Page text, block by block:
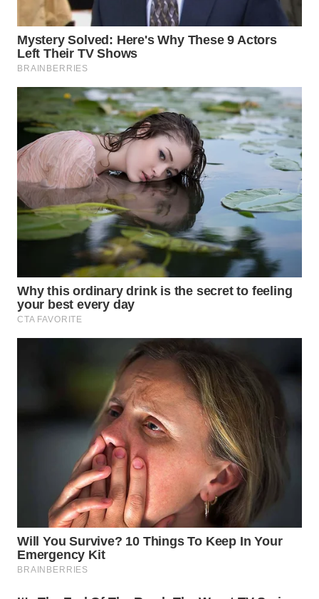
WN
PADANG
LAWAS
WN
SUMEDANG
WN
CIANJUR
KEPULAUAN
SERIBU
TANGERANG
WN
WN
KUNINGAN
WN
MAJALENGKA